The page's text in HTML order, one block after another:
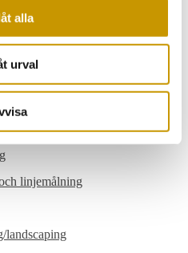
alla
urval
linjemålning
landscaping